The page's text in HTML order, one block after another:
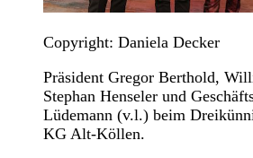
Copyright: Daniela Decker
Präsident Gregor Berthold,
Stephan Henseler und
Lüdemann (v.l.) beim
KG Alt-Köllen.